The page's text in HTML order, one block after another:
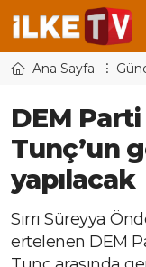
Ana Sayfa
DEM
Tunç’un
yapılacak
Sırrı Süreyya
ertelenen DEM